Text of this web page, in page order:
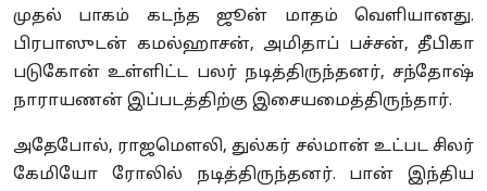
முதல் பாகம் கடந்த ஜூன் மாதம் வெளியானது.
பிரபாஸுடன் கமல்ஹாசன், அமிதாப் பச்சன், தீபிகா
படுகோன் உள்ளிட்ட பலர் நடித்திருந்தனர், சந்தோஷ்
நாராயணன் இப்படத்திற்கு இசையமைத்திருந்தார்.
அதேபோல், ராஜமெளலி, துல்கர் சல்மான் உட்பட சிலர்
கேமியோ ரோலில் நடித்திருந்தனர். பான் இந்திய